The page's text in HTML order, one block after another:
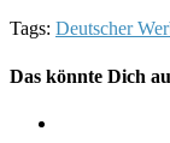
Tags: Deutscher
Das könnte Dich